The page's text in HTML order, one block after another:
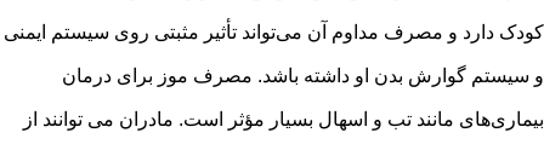
کودک دارد و مصرف مداوم آن می‌تواند تأثیر مثبتی روی سیستم ایمنی
و سیستم گوارش بدن او داشته باشد. مصرف موز برای درمان
بیماری‌های مانند تب و اسهال بسیار مؤثر است. مادران می توانند از